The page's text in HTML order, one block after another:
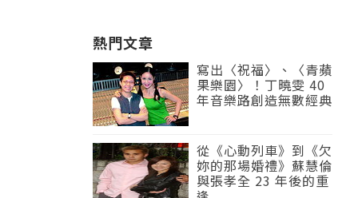
熱門文章
寫出〈祝福〉、〈青蘋
果樂園〉！丁曉雯 40
年音樂路創造無數經典
從《心動列車》到《欠
妳的那場婚禮》蘇慧倫
與張孝全 23 年後的重